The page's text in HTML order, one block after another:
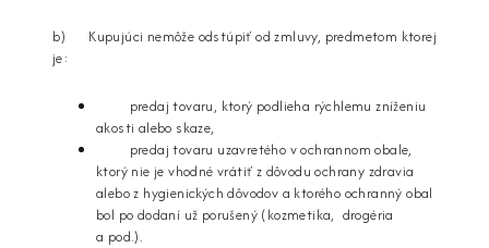
b) Kupujúci nemôže odstúpiť od zmluvy, predmetom ktorej
je:
predaj tovaru, ktorý podlieha rýchlemu zníženiu
akosti alebo skaze,
predaj tovaru uzavretého v ochrannom obale,
ktorý nie je vhodné vrátiť z dôvodu ochrany zdravia
alebo z hygienických dôvodov a ktorého ochranný obal
bol po dodaní už porušený (kozmetika, drogéria
a pod.).